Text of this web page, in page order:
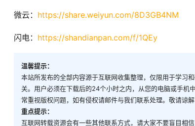
微云： https://share.weiyun.com/8D3GB4NM
闪电： https://shandianpan.com/f/1QEy
温馨提示：
本站所发布的全部内容源于互联网收集整理，仅限用于学习
关。用户必须在下载后的24个小时之内，从您的电脑或手机
常重视版权问题，如有侵权请邮件与我们联系处理。敬请谅解
重点提示：
互联网转载资源会有一些其他联系方式，请大家不要盲目相